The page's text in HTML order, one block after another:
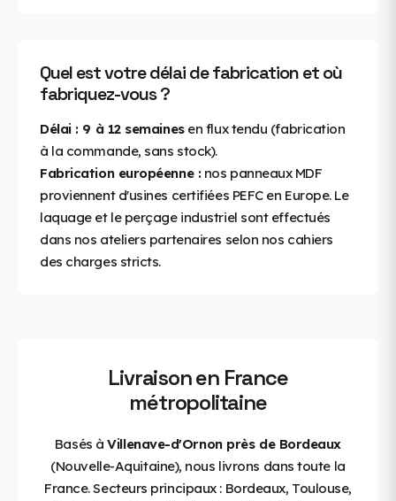
Quel est votre délai de fabrication et où
fabriquez-vous ?
Délai : 9 à 12 semainesen flux tendu (fabrication
à la commande, sans stock).
Fabrication européenne :nos panneaux MDF
proviennent d'usines certifiées PEFC en Europe. Le
laquage et le perçage industriel sont effectués
dans nos ateliers partenaires selon nos cahiers
des charges stricts.
Livraison en France
métropolitaine
Basés àVillenave-d'Ornon près de Bordeaux
(Nouvelle-Aquitaine), nous livrons dans toute la
France. Secteurs principaux : Bordeaux, Toulouse,